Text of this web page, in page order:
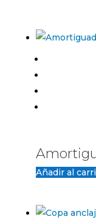
Añadir al